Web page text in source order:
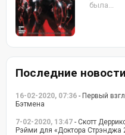
была...
Последние новости
16-02-2020, 07:36 - Первый
Бэтмена
7-02-2020, 13:47 - Скотт
Рэйми для «Доктора Стрэнджа